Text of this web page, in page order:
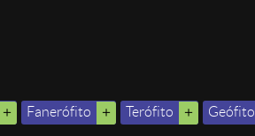
Fanerófito Terófito Geófito